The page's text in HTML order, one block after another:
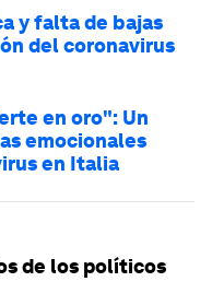
y falta de bajas
del coronavirus
en oro": Un
emocionales
en Italia
de los políticos